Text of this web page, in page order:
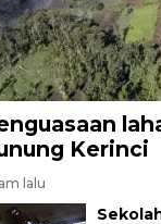
Kerinci
lalu